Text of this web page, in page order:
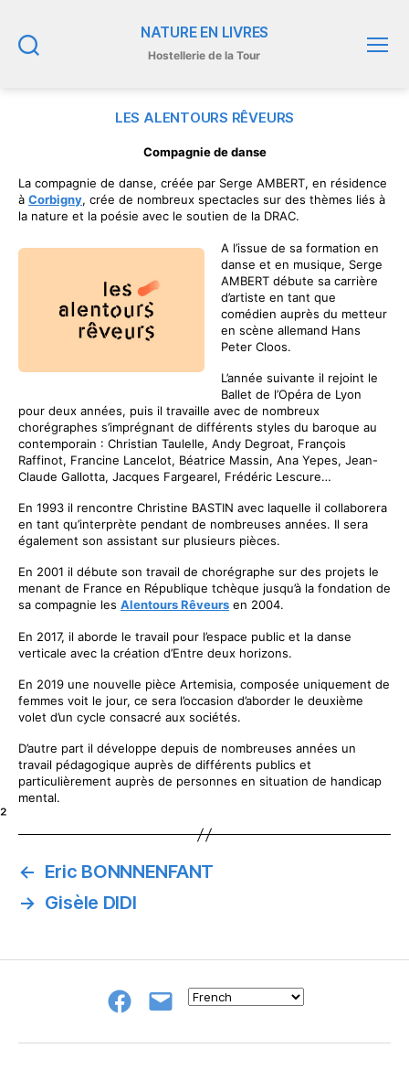
NATURE EN LIVRES
Hostellerie de la Tour
LES ALENTOURS RÊVEURS
Compagnie de danse
La compagnie de danse, créée par Serge AMBERT, en résidence
à Corbigny, crée de nombreux spectacles sur des thèmes liés à
la nature et la poésie avec le soutien de la DRAC.
A l’issue de sa formation en
danse et en musique, Serge
AMBERT débute sa carrière
d’artiste en tant que
comédien auprès du metteur
en scène allemand Hans
Peter Cloos.
L’année suivante il rejoint le
Ballet de l’Opéra de Lyon
pour deux années, puis il travaille avec de nombreux
chorégraphes s’imprégnant de différents styles du baroque au
contemporain : Christian Taulelle, Andy Degroat, François
Raffinot, Francine Lancelot, Béatrice Massin, Ana Yepes, Jean-
Claude Gallotta, Jacques Fargearel, Frédéric Lescure…
En 1993 il rencontre Christine BASTIN avec laquelle il collaborera
en tant qu’interprète pendant de nombreuses années. Il sera
également son assistant sur plusieurs pièces.
En 2001 il débute son travail de chorégraphe sur des projets le
menant de France en République tchèque jusqu’à la fondation de
sa compagnie les Alentours Rêveurs en 2004.
En 2017, il aborde le travail pour l’espace public et la danse
verticale avec la création d’Entre deux horizons.
En 2019 une nouvelle pièce Artemisia, composée uniquement de
femmes voit le jour, ce sera l’occasion d’aborder le deuxième
volet d’un cycle consacré aux sociétés.
D’autre part il développe depuis de nombreuses années un
travail pédagogique auprès de différents publics et
particulièrement auprès de personnes en situation de handicap
mental.
²
← Eric BONNNENFANT
→ Gisèle DIDI
Groupe
NeL
E-
à